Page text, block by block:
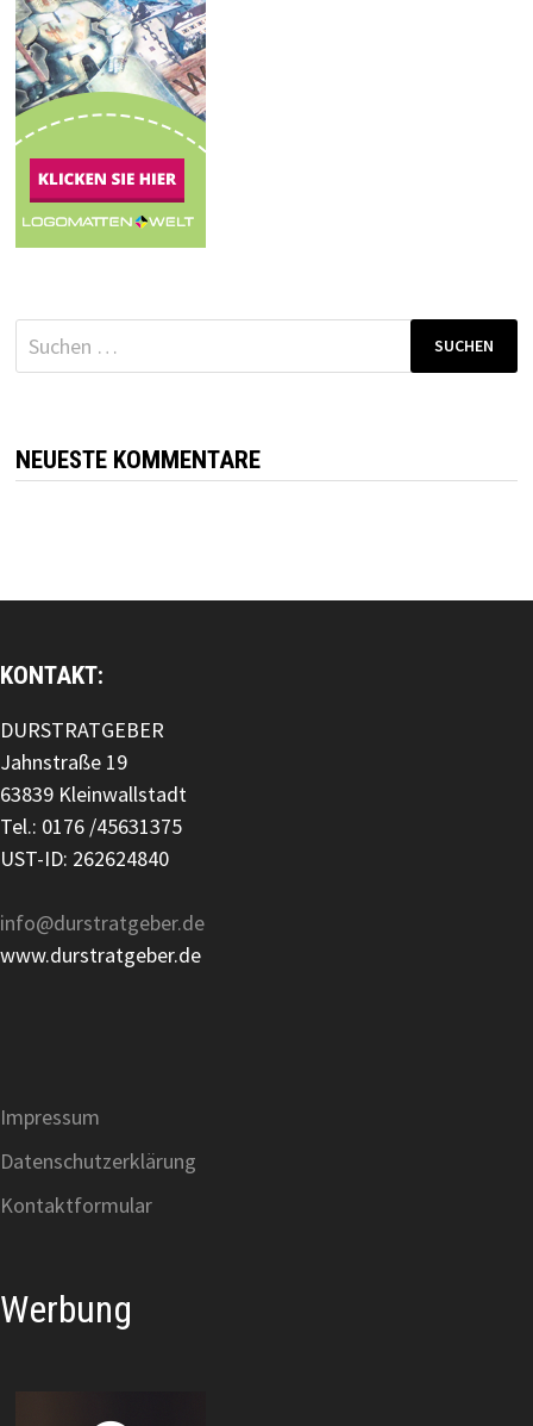
Suchen
nach:
NEUESTE KOMMENTARE
KONTAKT:
DURSTRATGEBER
Jahnstraße 19
63839 Kleinwallstadt
Tel.: 0176 /45631375
UST-ID: 262624840
info@durstratgeber.de
www.durstratgeber.de
Impressum
Datenschutzerklärung
Kontaktformular
Werbung